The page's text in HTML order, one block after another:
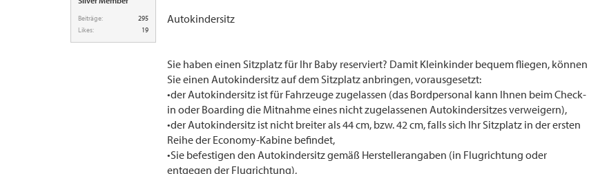
Beiträge:
295
Likes:
19
Autokindersitz
Sie haben einen Sitzplatz für Ihr Baby reserviert? Damit Kleinkinder bequem fliegen, können
Sie einen Autokindersitz auf dem Sitzplatz anbringen, vorausgesetzt:
•der Autokindersitz ist für Fahrzeuge zugelassen (das Bordpersonal kann Ihnen beim Check-
in oder Boarding die Mitnahme eines nicht zugelassenen Autokindersitzes verweigern),
•der Autokindersitz ist nicht breiter als 44 cm, bzw. 42 cm, falls sich Ihr Sitzplatz in der ersten
Reihe der Economy-Kabine befindet,
•Sie befestigen den Autokindersitz gemäß Herstellerangaben (in Flugrichtung oder
entgegen der Flugrichtung),